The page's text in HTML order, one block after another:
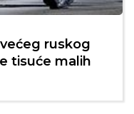
ruskog
tisuće malih